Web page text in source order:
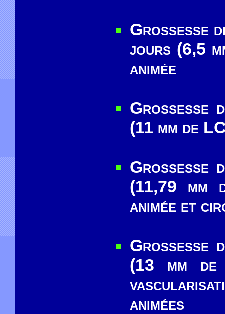
Grossesse
jours (6,5
animée
Grossesse
(11 mm de
Grossesse
(11,79 mm
animée et
Grossesse
(13 mm
animées